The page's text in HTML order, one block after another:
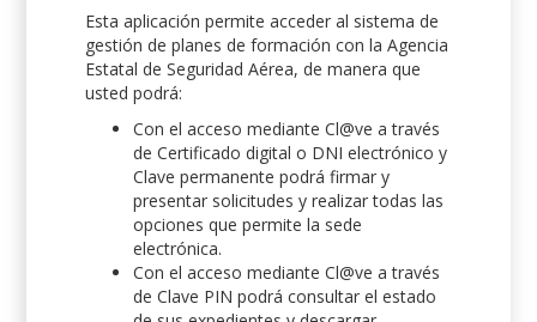
Esta aplicación permite acceder al sistema de
gestión de planes de formación con la Agencia
Estatal de Seguridad Aérea, de manera que
usted podrá:
Con el acceso mediante Cl@ve a través
de Certificado digital o DNI electrónico y
Clave permanente podrá firmar y
presentar solicitudes y realizar todas las
opciones que permite la sede
electrónica.
Con el acceso mediante Cl@ve a través
de Clave PIN podrá consultar el estado